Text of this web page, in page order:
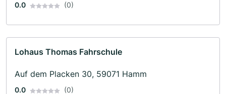
0.0 (0)
Lohaus Thomas Fahrschule
Auf dem Placken 30, 59071 Hamm
0.0 (0)